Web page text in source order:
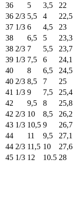
36
5 3,5
22
36 2/3 5,5 4
22,5
37 1/3 6 4,5
23
38
6,5 5
23,3
38 2/3 7 5,5
23,7
39 1/3 7,5 6
24,1
40
8 6,5
24,5
40 2/3 8,5 7
25
41 1/3 9 7,5
25,4
42
9,5 8
25,8
42 2/3 10 8,5
26,2
43 1/3 10,5 9
26,7
44
11 9,5
27,1
44 2/3 11,5 10
27,6
45 1/3 12 10.5 28